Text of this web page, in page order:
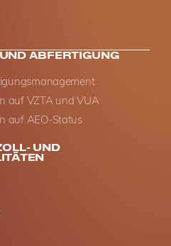
ABFERTIGUNG
auf VZTA und VUA
auf AEO-Status
UND